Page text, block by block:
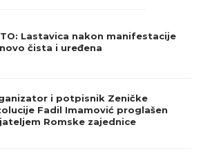
Lastavica nakon manifestacije
čista i uređena
i potpisnik Zeničke
Fadil Imamović proglašen
Romske zajednice